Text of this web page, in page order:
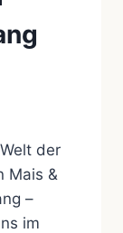
der
Mais &
–
im